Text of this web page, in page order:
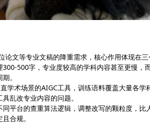
文等专业文稿的降重需求，核心作用体现在三
500字，专业度较高的学科内容甚至更慢，
。
术场景的AIGC工具，训练语料覆盖大量各学
乱改专业内容的问题。
平台的查重算法逻辑，调整改写的颗粒度，比
合规。